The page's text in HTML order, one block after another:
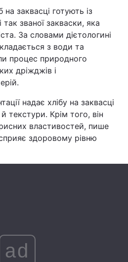
Туризм
Погода
Регіони
Статті
Думки
Вакансії
на заквасці готують із
званої закваски, яка
За словами дієтологині
з води та
процес природного
дріжджів і
надає хлібу на заквасці
текстури. Крім того, він
властивостей, пише
здоровому рівню
ad